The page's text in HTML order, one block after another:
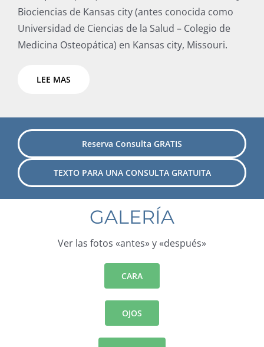
Biociencias de Kansas city (antes conocida como
Universidad de Ciencias de la Salud – Colegio de
Medicina Osteopática) en Kansas city, Missouri.
LEE MAS
Reserva Consulta GRATIS
TEXTO PARA UNA CONSULTA GRATUITA
GALERÍA
Ver las fotos «antes» y «después»
CARA
OJOS